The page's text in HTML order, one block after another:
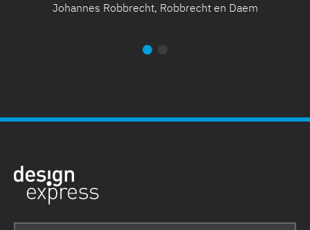
Johannes Robbrecht, Robbrecht en Daem